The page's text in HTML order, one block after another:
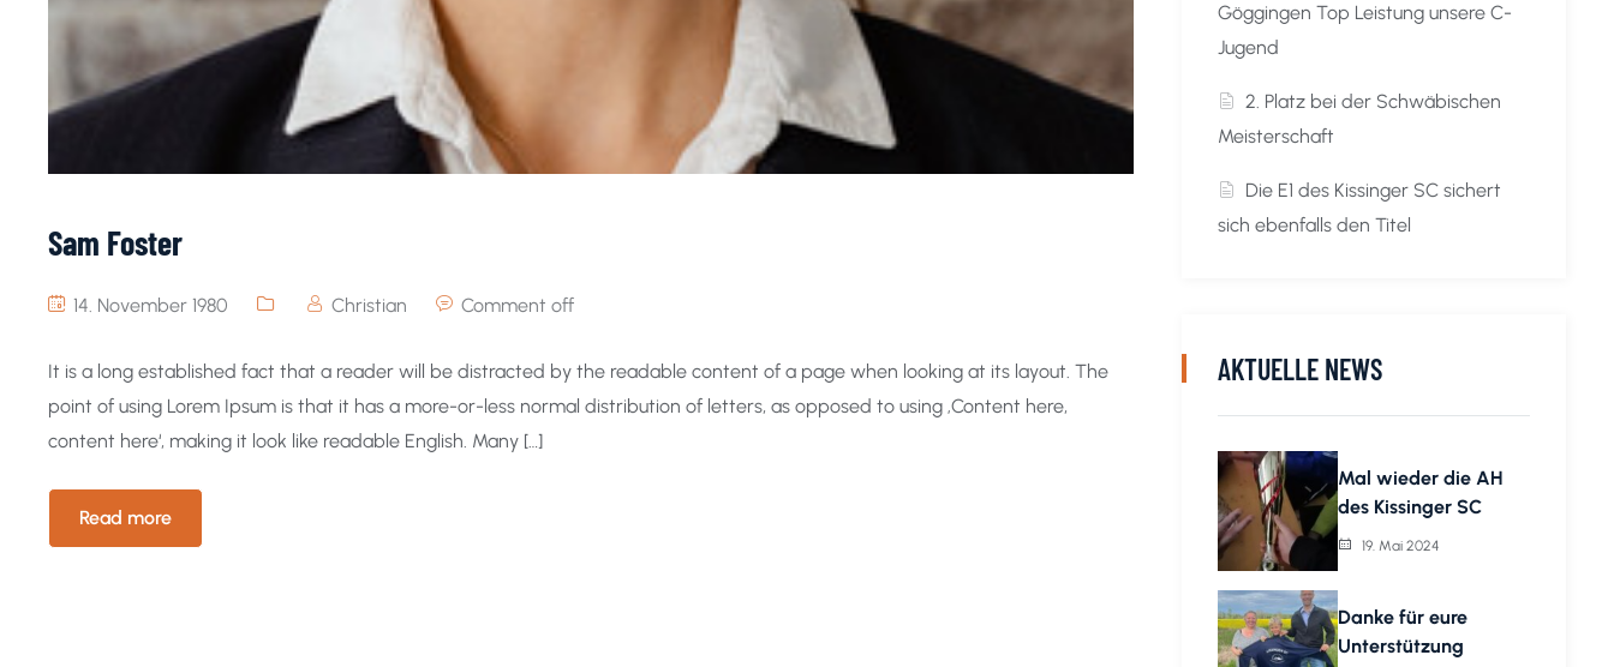
Sam Foster
14. November 1980 Christian Comment off
It is a long established fact that a reader will be distracted by the readable content of a page when looking at its layout. The
point of using Lorem Ipsum is that it has a more-or-less normal distribution of letters, as opposed to using ‚Content here,
content here‘, making it look like readable English. Many […]
Read more
Göggingen Top Leistung unsere C-
Jugend
2. Platz bei der Schwäbischen
Meisterschaft
Die E1 des Kissinger SC sichert
sich ebenfalls den Titel
AKTUELLE NEWS
Mal wieder die AH
des Kissinger SC
19. Mai 2024
Danke für eure
Unterstützung